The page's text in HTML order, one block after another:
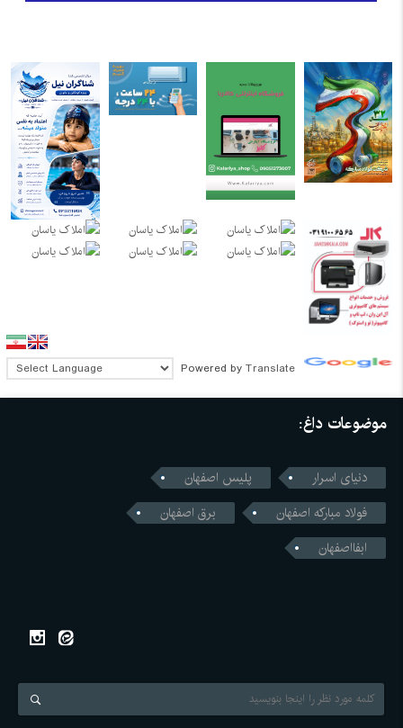
Powered by Translate
موضوعات داغ:
دنیای اسرار
پلیس اصفهان
فولاد مبارکه اصفهان
برق اصفهان
ابفااصفهان